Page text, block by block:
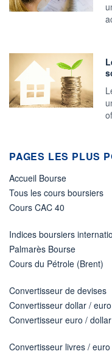
PAGES LES PLUS
Accueil Bourse
Tous les cours boursiers
Cours CAC 40
Indices boursiers
Palmarès Bourse
Cours du Pétrole (Brent)
Convertisseur de devises
Convertisseur dollar / euro
Convertisseur euro / dollar
Convertisseur livres / euro